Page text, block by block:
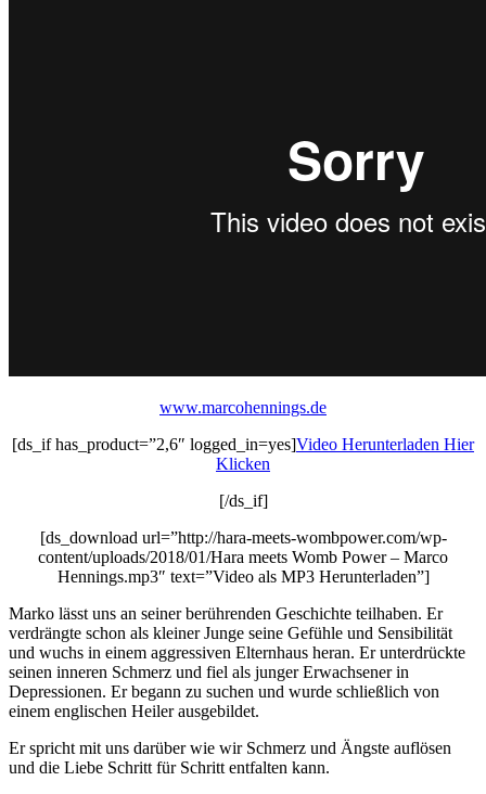
www.marcohennings.de
[ds_if has_product=”2,6″ logged_in=yes]Video Herunterladen Hier
Klicken
[/ds_if]
[ds_download url=”http://hara-meets-wombpower.com/wp-
content/uploads/2018/01/Hara meets Womb Power – Marco
Hennings.mp3″ text=”Video als MP3 Herunterladen”]
Marko lässt uns an seiner berührenden Geschichte teilhaben. Er
verdrängte schon als kleiner Junge seine Gefühle und Sensibilität
und wuchs in einem aggressiven Elternhaus heran. Er unterdrückte
seinen inneren Schmerz und fiel als junger Erwachsener in
Depressionen. Er begann zu suchen und wurde schließlich von
einem englischen Heiler ausgebildet.
Er spricht mit uns darüber wie wir Schmerz und Ängste auflösen
und die Liebe Schritt für Schritt entfalten kann.